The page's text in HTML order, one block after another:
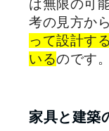
は無限の可
考の見方から
って設計す
いるのです。
家具と建築